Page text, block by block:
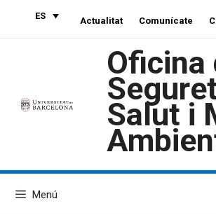
ES Actualitat Comunícate
Oficina
Salut i
Menú